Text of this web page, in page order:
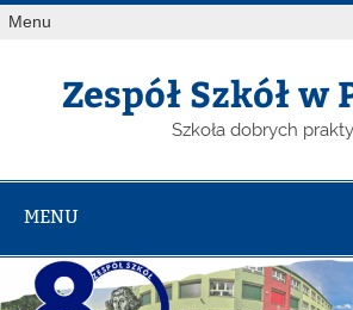
Menu
Zespół Szkół w
Szkoła dobrych
MENU